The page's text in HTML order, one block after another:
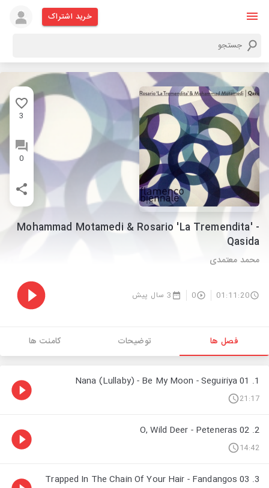
خرید اشتراک
3
0
Mohammad Motamedi & Rosario 'La Tremendita' -
Qasida
محمد معتمدی
01:11:20
0 3 سال پیش
فصل ها توضیحات کامنت ها
1. 01 Nana (Lullaby) - Be My Moon - Seguiriya
21:17
2. 02 O, Wild Deer - Peteneras
14:42
3. 03 Trapped In The Chain Of Your Hair - Fandangos